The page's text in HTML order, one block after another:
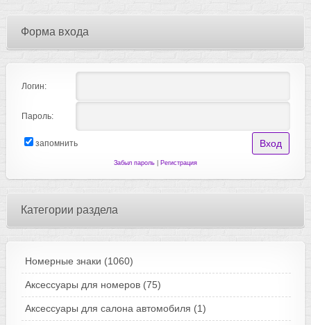
Форма входа
Логин:
Пароль:
запомнить
Забыл пароль| Регистрация
Категории раздела
Номерные знаки (1060)
Аксессуары для номеров (75)
Аксессуары для салона автомобиля (1)